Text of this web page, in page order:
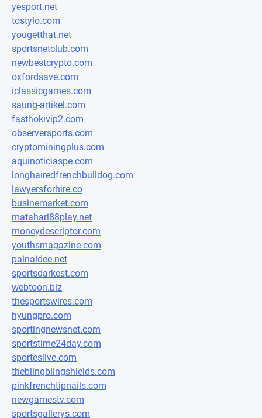
yesport.net
tostylo.com
yougetthat.net
sportsnetclub.com
newbestcrypto.com
oxfordsave.com
iclassicgames.com
saung-artikel.com
fasthokivip2.com
observersports.com
cryptominingplus.com
aquinoticiaspe.com
longhairedfrenchbulldog.com
lawyersforhire.co
businemarket.com
matahari88play.net
moneydescriptor.com
youthsmagazine.com
painaidee.net
sportsdarkest.com
webtoon.biz
thesportswires.com
hyungpro.com
sportingnewsnet.com
sportstime24day.com
sporteslive.com
theblingblingshields.com
pinkfrenchtipnails.com
newgamestv.com
sportsgallerys.com